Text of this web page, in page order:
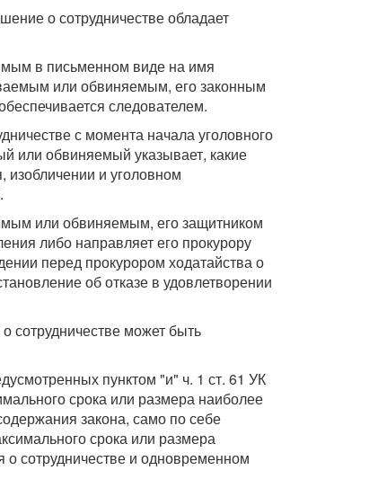
о сотрудничестве обладает
в письменном виде на имя
или обвиняемым, его законным
следователем.
с момента начала уголовного
или обвиняемый указывает, какие
изобличении и уголовном
или обвиняемым, его защитником
либо направляет его прокурору
перед прокурором ходатайства о
об отказе в удовлетворении
сотрудничестве может быть
пунктом "и" ч. 1 ст. 61 УК
срока или размера наиболее
закона, само по себе
срока или размера
о сотрудничестве и одновременном